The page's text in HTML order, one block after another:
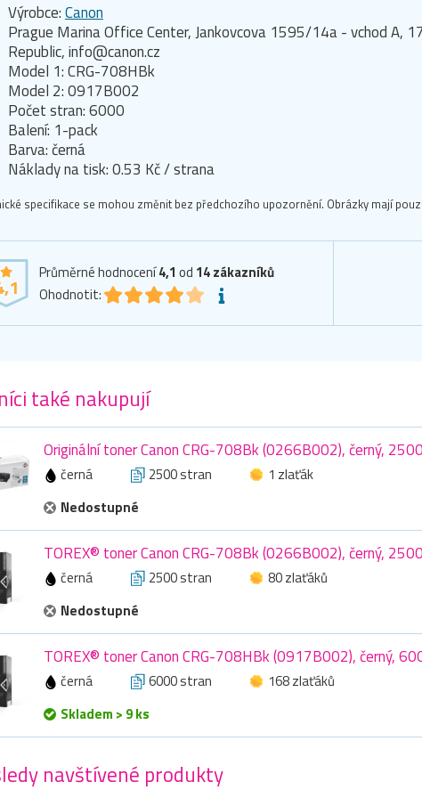
Výrobce:Canon
Prague Marina Office Center, Jankovcova 1595/14a - vchod A,
Republic, info@canon.cz
Model 1: CRG-708HBk
Model 2: 0917B002
Počet stran: 6000
Balení: 1-pack
Barva: černá
Náklady na tisk: 0.53 Kč / strana
specifikace se mohou změnit bez předchozího upozornění. Obrázky mají
Průměrné hodnocení4,1 od 14zákazníků
Ohodnotit:
také nakupují
Originální toner Canon CRG-708Bk (0266B002), černý,
černá 2500 stran
1 zlaťák
Nedostupné
TOREX® toner Canon CRG-708Bk (0266B002), černý,
černá 2500 stran
80 zlaťáků
Nedostupné
TOREX® toner Canon CRG-708HBk (0917B002), černý,
černá 6000 stran
168 zlaťáků
Skladem > 9 ks
navštívené produkty